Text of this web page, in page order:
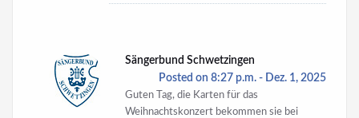
Sängerbund Schwetzingen
Posted on 8:27 p.m. - Dez. 1, 2025
Guten Tag, die Karten für das
Weihnachtskonzert bekommen sie bei